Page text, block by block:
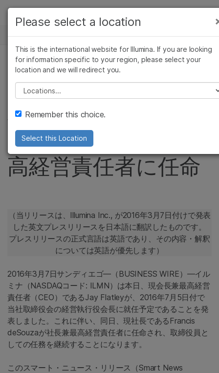
Skip to content
ソリューション
ラーニング
企業情報
サポート
お気に入りの分野を選択
ニュースセンター
プレスリリース
Jay Flatleyの会長就
任に伴い、Francis
deSouzaを社長兼最
高経営責任者に任命
（当リリースは、Illumina Inc., が2016年3月7日付けで発表
した英文プレスリリースを日本語に翻訳したものです。
プレスリリースの正式言語は英語であり、その内容・解釈
については英語が優先します）
2016年3月7日サンディエゴ―（BUSINESS WIRE）―イル
ミナ（NASDAQコード: ILMN）は本日、現会長兼最高経営
責任者（CEO）であるJay Flatleyが、2016年7月5日付で
当社取締役会の経営執行役会長に就任予定であることを発
表しました。これに伴い、同日、現社長であるFrancis
deSouzaが社長兼最高経営責任者に任命され、取締役員と
しての任務を継続することになります。
このスマート・ニュース・リリース（Smart News
Please select a location
This is the international website for Illumina. If you are looking
for information specific to your region, please select your
location and we will redirect you.
Please select a location
Remember this choice.
Select this Location
がん研究
農学研究
複雑な疾患
臨床オンコロジー
研究